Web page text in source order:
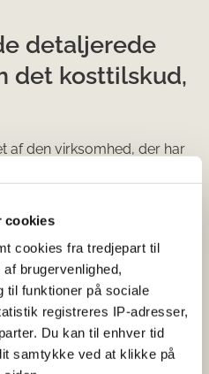
cookies
cookies fra tredjepart til
brugervenlighed,
til funktioner på sociale
registreres IP-adresser,
Du kan til enhver tid
samtykke ved at klikke på
detaljerede
det kosttilskud,
af den virksomhed, der har
og
eller